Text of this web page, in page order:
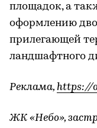
площадок, а
оформлению
прилегающей
ландшафтного
Реклама, https://
ЖК «Небо»,